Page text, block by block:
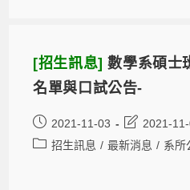
[招生訊息]數學系碩士
名單與口試公告-
2021-11-03
2021-
招生訊息 / 最新消息 / 系所